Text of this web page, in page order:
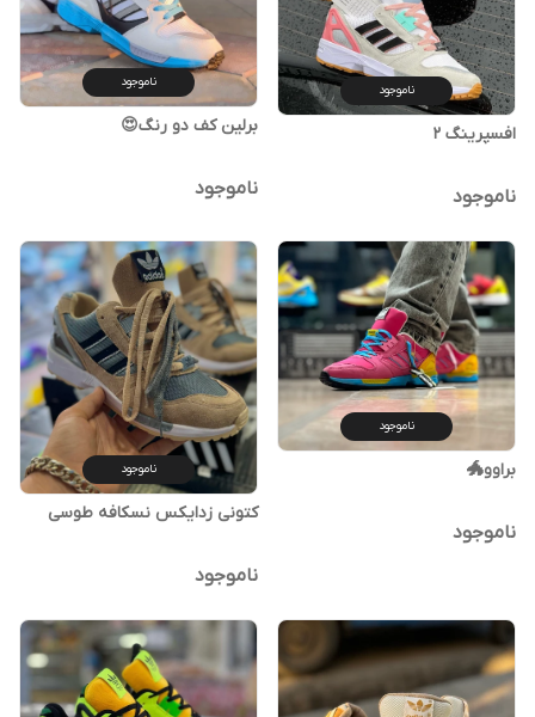
ناموجود
افسپرینگ ۲
ناموجود
ناموجود
برلین کف دو رنگ😍
ناموجود
ناموجود
براوو🐲
ناموجود
ناموجود
کتونی زدایکس نسکافه طوسی
ناموجود